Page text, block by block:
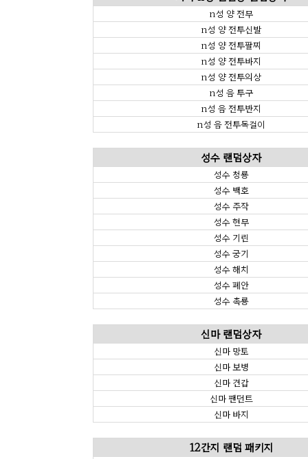
n성 양 전무
n성 양 전투신발
n성 양 전투팔찌
n성 양 전투바지
n성 양 전투의상
n성 음 투구
n성 음 전투반지
n성 음 전투목걸이
성수 랜덤상자
성수 청룡
성수 백호
성수 주작
성수 현무
성수 기린
성수 궁기
성수 해치
성수 폐안
성수 촉룡
신마 랜덤상자
신마 망토
신마 보병
신마 견갑
신마 팬던트
신마 바지
12간지 랜덤 패키지